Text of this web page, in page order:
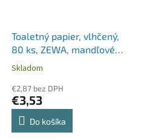
Toaletný papier, vlhčený,
80 ks, ZEWA, mandľové
mlieko
Skladom
€2,87 bez DPH
€3,53
Do košíka